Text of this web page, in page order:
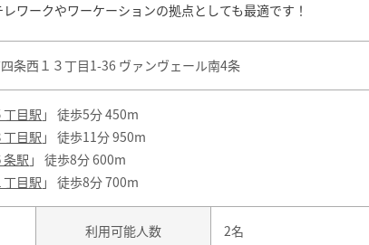
ワークやワーケーションの拠点としても最適です！
条西１３丁目1-36 ヴァンヴェール南4条
目駅 」 徒歩5分 450m
目駅 」 徒歩11分 950m
駅 」 徒歩8分 600m
目駅 」 徒歩8分 700m
利用可能人数 2名